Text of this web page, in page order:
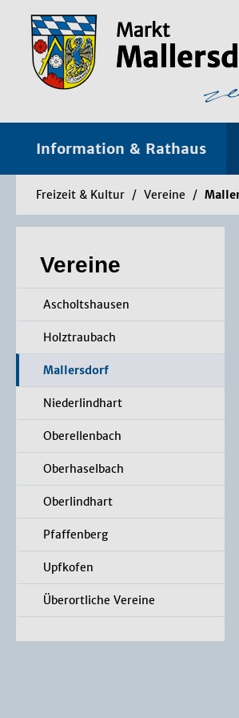
Information & Rathaus
Freizeit & Kultur / Vereine /
Vereine
Ascholtshausen
Holztraubach
Mallersdorf
Niederlindhart
Oberellenbach
Oberhaselbach
Oberlindhart
Pfaffenberg
Upfkofen
Überortliche Vereine